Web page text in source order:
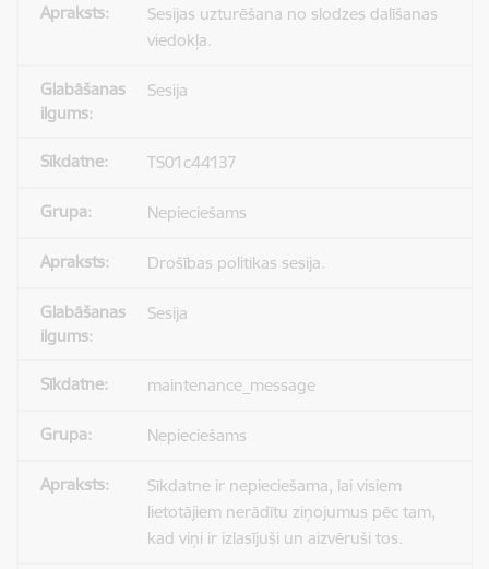
Sesijas uzturēšana no slodzes dalīšanas
viedokļa.
Sesija
TS01c44137
Nepieciešams
Drošības politikas sesija.
Sesija
maintenance_message
Nepieciešams
Sīkdatne ir nepieciešama, lai visiem
lietotājiem nerādītu ziņojumus pēc tam,
kad viņi ir izlasījuši un aizvēruši tos.